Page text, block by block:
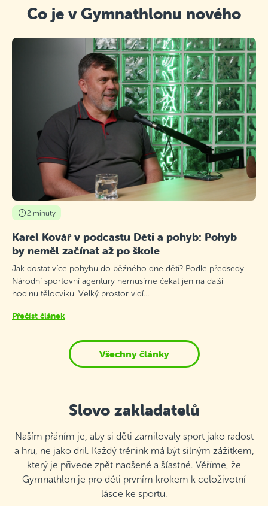
Co je v Gymnathlonu nového
2 minuty
Karel Kovář v podcastu Děti a pohyb: Pohyb
by neměl začínat až po škole
Jak dostat více pohybu do běžného dne dětí? Podle předsedy
Národní sportovní agentury nemusíme čekat jen na další
hodinu tělocviku. Velký prostor vidí…
Přečíst článek
Všechny články
Slovo zakladatelů
Naším přáním je, aby si děti zamilovaly sport jako radost
a hru, ne jako dril. Každý trénink má být silným zážitkem,
který je přivede zpět nadšené a šťastné. Věříme, že
Gymnathlon je pro děti prvním krokem k celoživotní
lásce ke sportu.